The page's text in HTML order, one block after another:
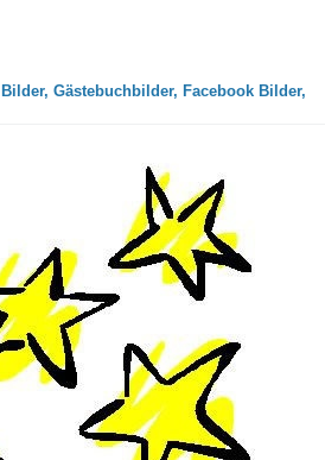
Gästebuchbilder, Facebook Bilder,